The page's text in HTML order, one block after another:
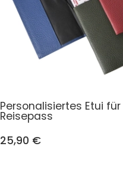
Personalisiertes Etui für
Reisepass
25,90 €